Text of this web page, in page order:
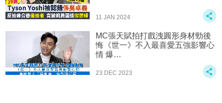
11 JAN 2024
MC張天賦拍打戲洩圓形身材勁後
悔《世一》不入最喜愛五強影響心
情 爆…
23 DEC 2023